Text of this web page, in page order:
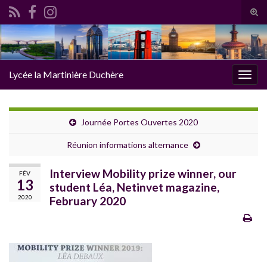
Search for:
Lycée la Martinière Duchère
Journée Portes Ouvertes 2020
Réunion informations alternance
FÉV
13
2020
Interview Mobility prize winner, our
student Léa, Netinvet magazine,
February 2020